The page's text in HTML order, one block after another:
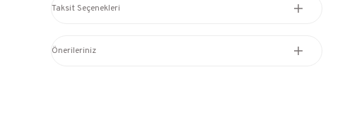
Taksit Seçenekleri
Önerileriniz